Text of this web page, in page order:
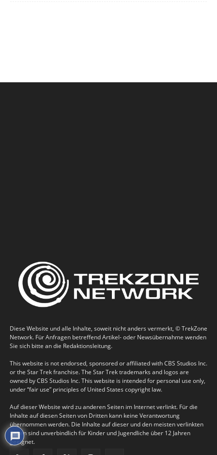
Diese Website und alle Inhalte, soweit nicht anders vermerkt, © TrekZone
Network. Für Anfragen betreffend Artikel- oder Newsübernahme wenden
Sie sich bitte an die Redaktionsleitung.
This website is not endorsed, sponsored or affiliated with CBS Studios Inc.
or the Star Trek franchise. The Star Trek trademarks and logos are
owned by CBS Studios Inc. This website is intended for personal use only,
under “fair use” principles of United States copyright law.
Auf dieser Website wird zu anderen Seiten im Internet verlinkt. Für die
Inhalte auf diesen Seiten von Dritten kann keine Verantwortung
übernommen werden. Die Inhalte auf dieser und den meisten verlinkten
Seiten sind unverbindlich für Kinder und Jugendliche über 12 Jahren
geeignet.